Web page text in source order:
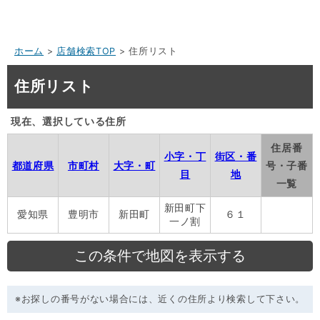
ホーム > 店舗検索TOP > 住所リスト
住所リスト
現在、選択している住所
都道府県 市町村 大字・町
小字・丁
目
街区・番
地
住居番
号・子番
一覧
愛知県 豊明市 新田町
新田町下
一ノ割
６１
※お探しの番号がない場合には、近くの住所より検索して下さい。